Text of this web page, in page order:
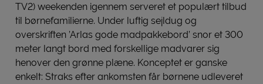
TV2) weekenden igennem serveret et populært tilbud
til børnefamilierne. Under luftig sejldug og
overskriften ’Arlas gode madpakkebord’ snor et 300
meter langt bord med forskellige madvarer sig
henover den grønne plæne. Konceptet er ganske
enkelt: Straks efter ankomsten får børnene udleveret